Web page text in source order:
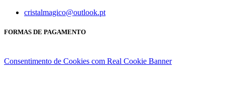
cristalmagico@outlook.pt
FORMAS DE PAGAMENTO
Consentimento de Cookies com Real Cookie Banner